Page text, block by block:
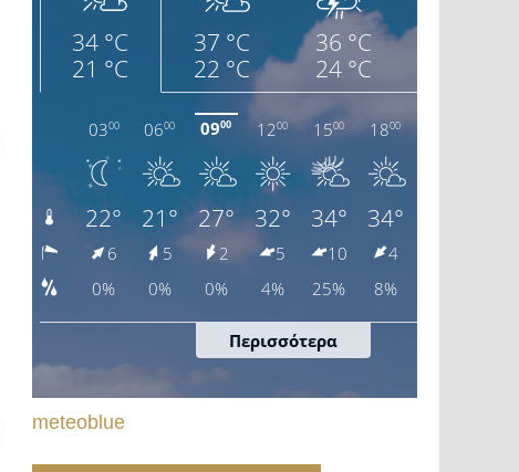
meteoblue